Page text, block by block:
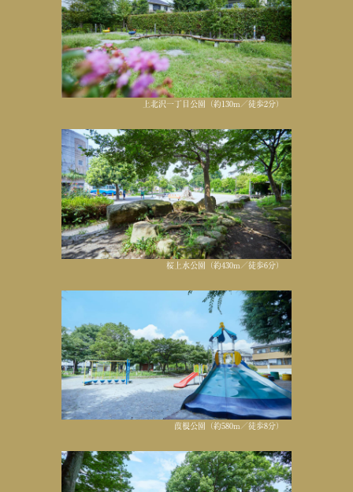
上北沢一丁目公園（約130m／徒歩2分）
桜上水公園（約430m／徒歩6分）
葭根公園（約580m／徒歩8分）